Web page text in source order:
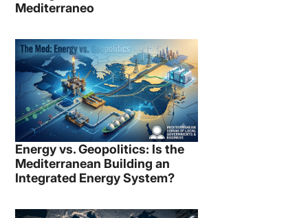
Mediterraneo
Energy vs. Geopolitics: Is the
Mediterranean Building an
Integrated Energy System?